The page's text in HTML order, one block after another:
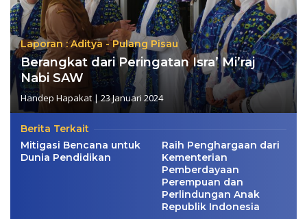
Laporan : Aditya - Pulang Pisau
Berangkat dari Peringatan Isra’ Mi’raj
Nabi SAW
Handep Hapakat |23 Januari 2024
Berita Terkait
Mitigasi Bencana untuk
Dunia Pendidikan
Raih Penghargaan dari
Kementerian
Pemberdayaan
Perempuan dan
Perlindungan Anak
Republik Indonesia